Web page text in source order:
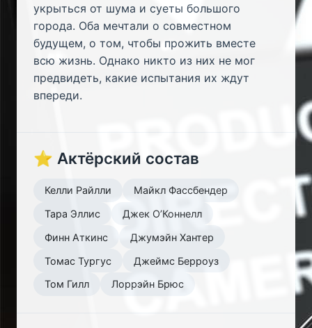
укрыться от шума и суеты большого
города. Оба мечтали о совместном
будущем, о том, чтобы прожить вместе
всю жизнь. Однако никто из них не мог
предвидеть, какие испытания их ждут
впереди.
⭐ Актёрский состав
Келли Райлли
Майкл Фассбендер
Тара Эллис
Джек О’Коннелл
Финн Аткинс
Джумэйн Хантер
Томас Тургус
Джеймс Берроуз
Том Гилл
Лоррэйн Брюс